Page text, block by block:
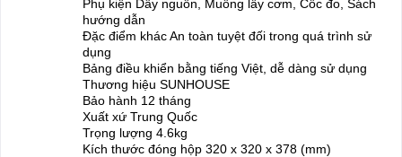
Phụ kiện Dây nguồn, Muỗng lấy cơm, Cốc đo, Sách
hướng dẫn
Đặc điểm khác An toàn tuyệt đối trong quá trình sử
dụng
Bảng điều khiển bằng tiếng Việt, dễ dàng sử dụng
Thương hiệu SUNHOUSE
Bảo hành 12 tháng
Xuất xứ Trung Quốc
Trọng lượng 4.6kg
Kích thước đóng hộp 320 x 320 x 378 (mm)